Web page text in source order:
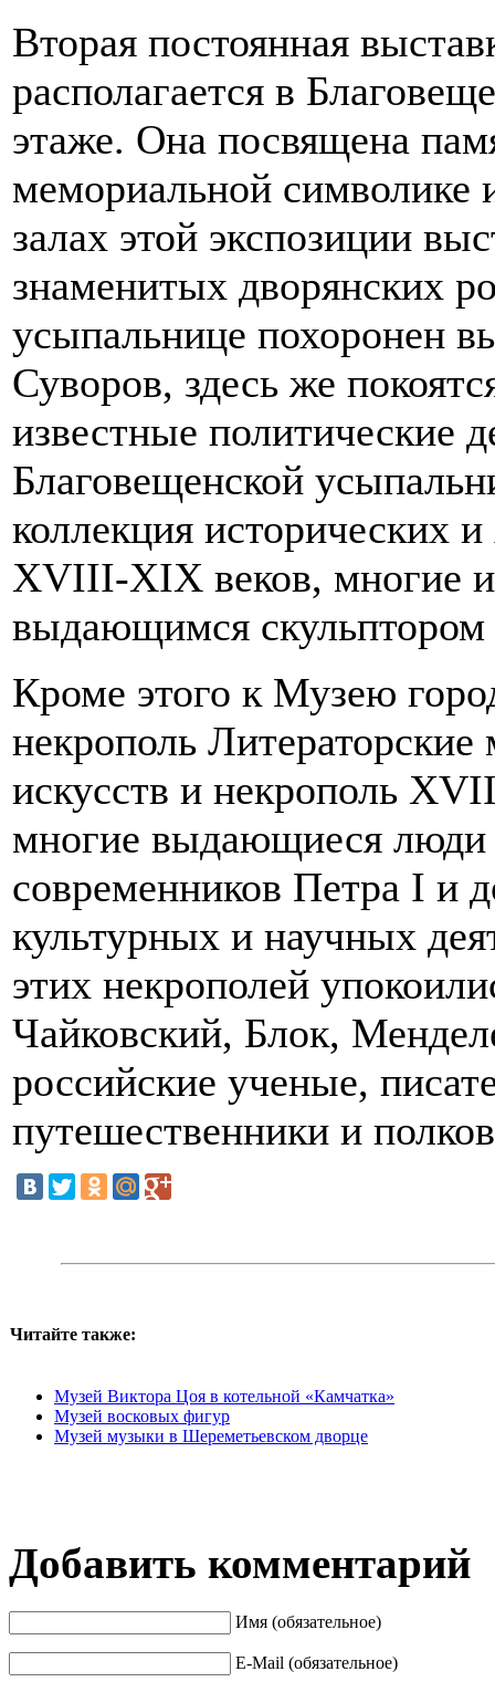
Вторая постоянная
располагается в
этаже. Она посвящена
мемориальной
залах этой экспозиции
знаменитых дворянских
усыпальнице похоронен
Суворов, здесь же
известные политические
Благовещенской
коллекция исторических
XVIII-XIX веков, многие
выдающимся
Кроме этого к Музею
некрополь
искусств и некрополь
многие выдающиеся люди
современников Петра I и
культурных и научных
этих некрополей
Чайковский, Блок,
российские ученые,
путешественники и
Читайте также:
Музей Виктора Цоя в котельной «Камчатка»
Музей восковых фигур
Музей музыки в Шереметьевском дворце
Добавить комментарий
Имя (обязательное)
E-Mail (обязательное)